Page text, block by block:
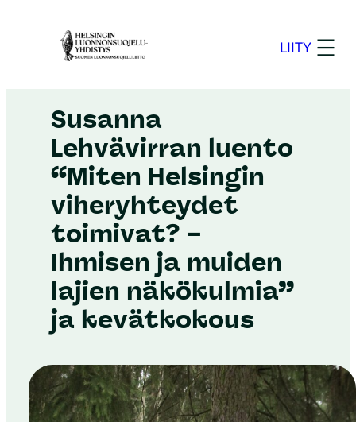
LIITY
Susanna
Lehvävirran luento
“Miten Helsingin
viheryhteydet
toimivat? –
Ihmisen ja muiden
lajien näkökulmia”
ja kevätkokous